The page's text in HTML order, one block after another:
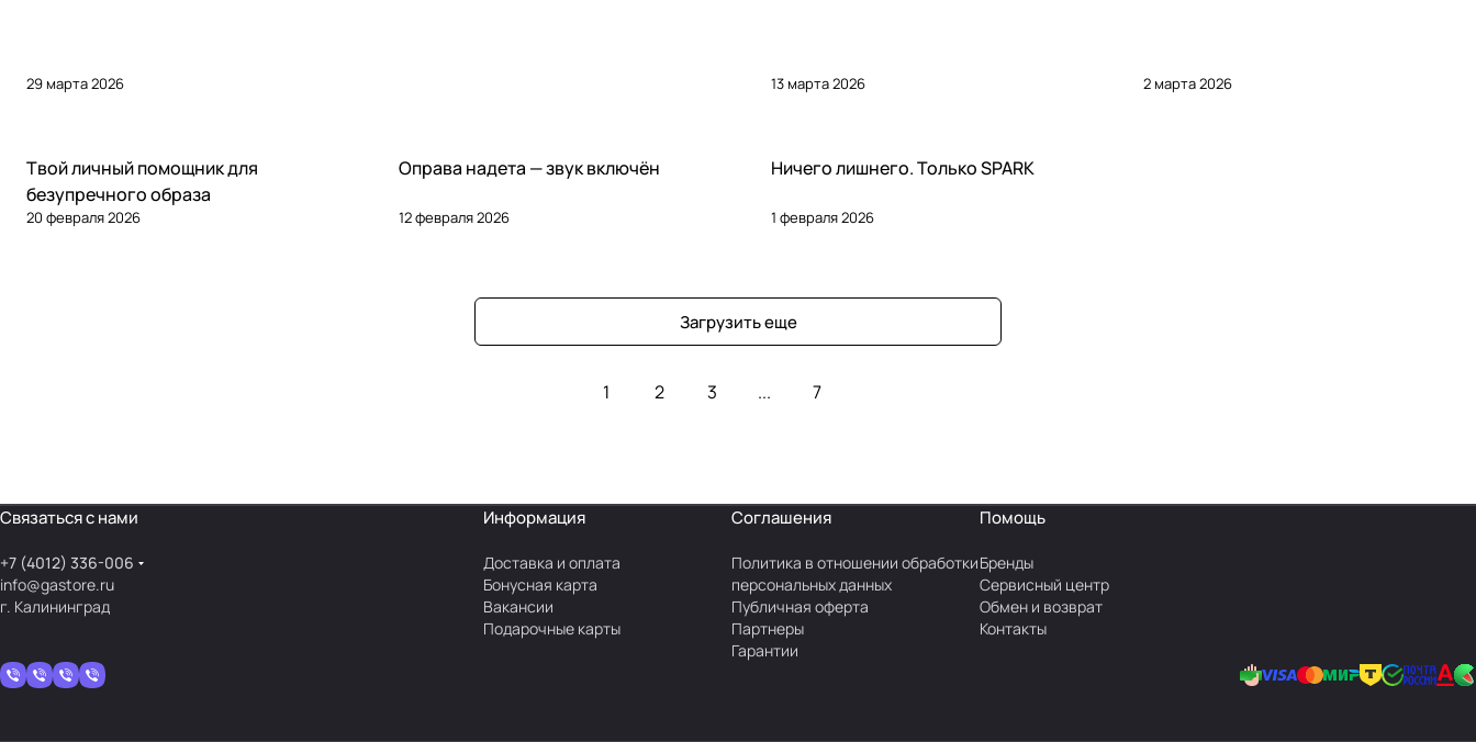
29 марта 2026 13 марта 2026 2 марта 2026
Статьи
20 февраля 2026
Твой личный помощник для
безупречного образа
Статьи
12 февраля 2026
Оправа надета — звук включён Статьи
1 февраля 2026
Ничего лишнего. Только SPARK
Загрузить еще
1 2 3 ... 7
Связаться с нами
+7 (4012) 336-006
info@gastore.ru
г. Калининград
Информация
Доставка и оплата
Бонусная карта
Вакансии
Подарочные карты
Соглашения
Политика в отношении обработки
персональных данных
Публичная оферта
Партнеры
Гарантии
Помощь
Бренды
Сервисный центр
Обмен и возврат
Контакты